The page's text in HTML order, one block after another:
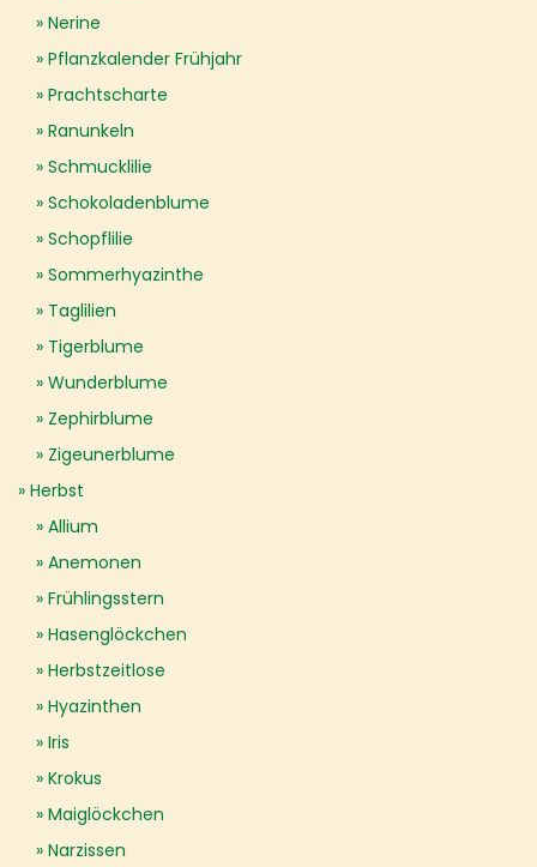
Nerine
Pflanzkalender Frühjahr
Prachtscharte
Ranunkeln
Schmucklilie
Schokoladenblume
Schopflilie
Sommerhyazinthe
Taglilien
Tigerblume
Wunderblume
Zephirblume
Zigeunerblume
Herbst
Allium
Anemonen
Frühlingsstern
Hasenglöckchen
Herbstzeitlose
Hyazinthen
Iris
Krokus
Maiglöckchen
Narzissen